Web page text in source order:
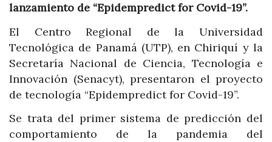
lanzamiento de “Epidempredict for Covid-19”.
El Centro Regional de la Universidad
Tecnológica de Panamá (UTP), en Chiriquí y la
Secretaría Nacional de Ciencia, Tecnología e
Innovación (Senacyt), presentaron el proyecto
de tecnología “Epidempredict for Covid-19”.
Se trata del primer sistema de predicción del
comportamiento de la pandemia del